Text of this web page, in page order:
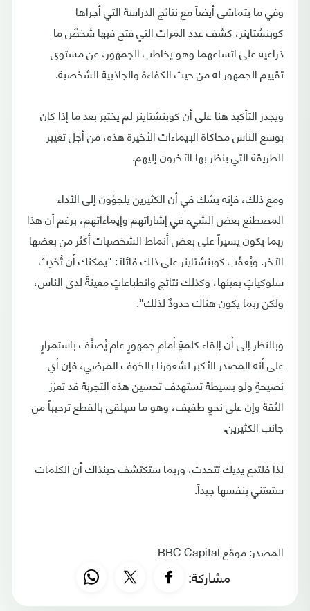
وفي ما يتماشى أيضاً مع نتائج الدراسة التي أجراها
كوبنشتاينر، كشف عدد المرات التي فتح فيها شخصٌ ما
ذراعيه على اتساعهما وهو يخاطب الجمهور، عن مستوى
تقييم الجمهور له من حيث الكفاءة والجاذبية الشخصية.
ويجدر التأكيد هنا على أن كوبنشتاينر لم يختبر بعد ما إذا كان
بوسع الناس محاكاة الإيماءات الأخيرة هذه، من أجل تغيير
الطريقة التي ينظر بها الآخرون إليهم.
ومع ذلك، فإنه يشك في أن الكثيرين يلجؤون إلى الأداء
المصطنع بعض الشيء في إشاراتهم وإيماءاتهم، برغم أن هذا
ربما يكون يسيراً على بعض أنماط الشخصيات أكثر من بعضها
الآخر. ويُعقّب كوبنشتاينر على ذلك قائلاً: "يمكنك أن تُحْدِثَ
سلوكياتٍ بعينها، وكذلك نتائج وانطباعاتٍ معينةً لدى الناس،
ولكن ربما يكون هناك حدودٌ لذلك".
وبالنظر إلى أن إلقاء كلمةٍ أمام جمهورٍ عام يُصنَّف باستمرارٍ
على أنه المصدر الأكبر لشعورنا بالخوف المرضي، فإن أي
نصيحةٍ ولو بسيطة تستهدف تحسين هذه التجربة قد تعزز
الثقة وإن على نحوٍ طفيف، وهو ما سيلقى بالقطع ترحيباً من
جانب الكثيرين.
لذا فلتدع يديك تتحدث، وربما ستكتشف حينذاك أن الكلمات
ستعتني بنفسها جيداً.
المصدر: موقع BBC Capital
مشاركة: